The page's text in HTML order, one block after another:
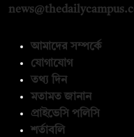
আমাদের সম্পর্কে
যোগাযোগ
তথ্য দিন
মতামত জানান
প্রাইভেসি পলিসি
শর্তাবলি